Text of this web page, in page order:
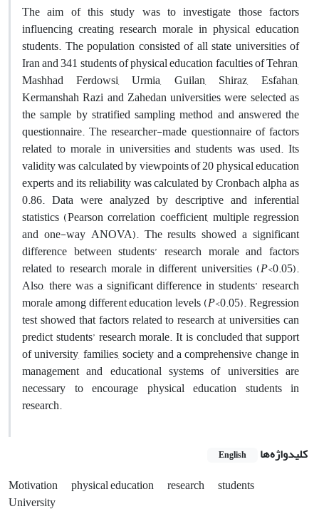
The aim of this study was to investigate those factors
influencing creating research morale in physical education
students. The population consisted of all state universities of
Iran and 341 students of physical education faculties of Tehran,
Mashhad Ferdowsi, Urmia, Guilan, Shiraz, Esfahan,
Kermanshah Razi and Zahedan universities were selected as
the sample by stratified sampling method and answered the
questionnaire. The researcher-made questionnaire of factors
related to morale in universities and students was used. Its
validity was calculated by viewpoints of 20 physical education
experts and its reliability was calculated by Cronbach alpha as
0.86. Data were analyzed by descriptive and inferential
statistics (Pearson correlation coefficient, multiple regression
and one-way ANOVA). The results showed a significant
difference between students’ research morale and factors
related to research morale in different universities (P<0.05).
Also, there was a significant difference in students’ research
morale among different education levels (P<0.05). Regression
test showed that factors related to research at universities can
predict students’ research morale. It is concluded that support
of university, families, society and a comprehensive change in
management and educational systems of universities are
necessary to encourage physical education students in
research.
کلیدواژه‌ها English
Motivation physical education research
students
University